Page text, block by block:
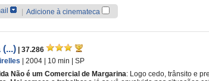
Adicione à cinemateca
| 37.286
| 2004 | 10 min
SP
Não é um Comercial de Margarina: Logo cedo, trânsito e